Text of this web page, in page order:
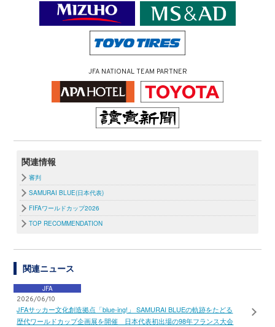
JFA NATIONAL TEAM PARTNER
関連情報
審判
SAMURAI BLUE(日本代表)
FIFAワールドカップ2026
TOP RECOMMENDATION
関連ニュース
JFA
2026/06/10
JFAサッカー文化創造拠点「blue-ing!」 SAMURAI BLUEの軌跡をたどる
歴代ワールドカップ企画展を開催 日本代表初出場の98年フランス大会